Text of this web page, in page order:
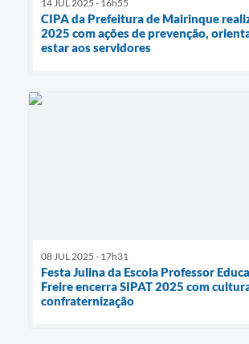
14 JUL 2025 - 16h55
CIPA da Prefeitura de Mairinque
2025 com ações de prevenção,
estar aos servidores
08 JUL 2025 - 17h31
Festa Julina da Escola Professor
Freire encerra SIPAT 2025 com
confraternização